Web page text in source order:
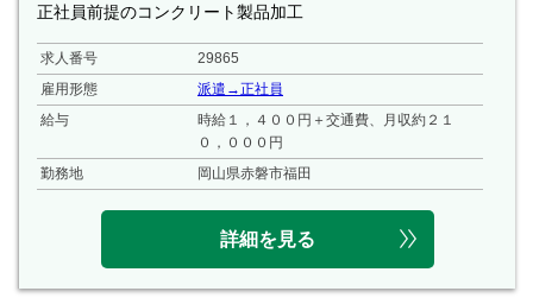
正社員前提のコンクリート製品加工
求人番号
29865
雇用形態
派遣→正社員
給与
時給１，４００円＋交通費、月収約２１
０，０００円
勤務地
岡山県赤磐市福田
詳細を見る